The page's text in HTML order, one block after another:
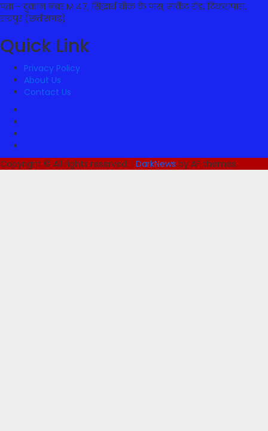
पता – दुकान नंबर M 47, सिद्धार्थ चौक के पास, मार्केट रोड, टिकरापारा,
रायपुर (छत्तीसगढ़)
Quick Link
Privacy Policy
About Us
Contact Us
Copyright © All rights reserved. | DarkNews by AF themes.